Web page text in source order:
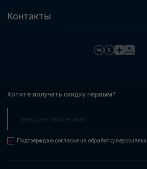
Контакты
Хотите получать скидку первым?
Подтверждаю согласие на обработку